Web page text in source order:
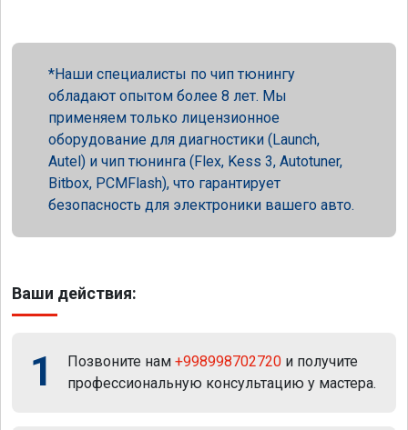
Наши специалисты по чип тюнингу
обладают опытом более 8 лет. Мы
применяем только лицензионное
оборудование для диагностики (Launch,
Autel) и чип тюнинга (Flex, Kess 3, Autotuner,
Bitbox, PCMFlash), что гарантирует
безопасность для электроники вашего авто.
Ваши действия:
1 Позвоните нам +998998702720 и получите
профессиональную консультацию у мастера.